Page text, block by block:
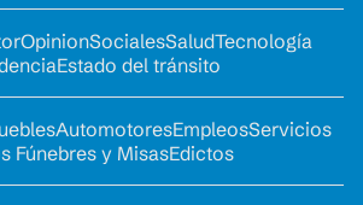
OpinionSocialesSaludTecnología
Estado del tránsito
AutomotoresEmpleosServicios
Fúnebres y MisasEdictos